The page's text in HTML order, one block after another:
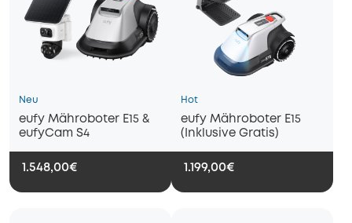
Neu
eufy Mähroboter E15 &
eufyCam S4
1.548,00€
Hot
eufy Mähroboter E15
(Inklusive Gratis)
1.199,00€